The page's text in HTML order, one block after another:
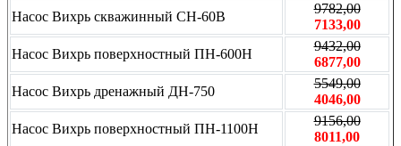
Насос Вихрь скважинный СН-60В
9782,00
7133,00
Насос Вихрь поверхностный ПН-600Н
9432,00
6877,00
Насос Вихрь дренажный ДН-750
5549,00
4046,00
Насос Вихрь поверхностный ПН-1100Н
9156,00
8011,00